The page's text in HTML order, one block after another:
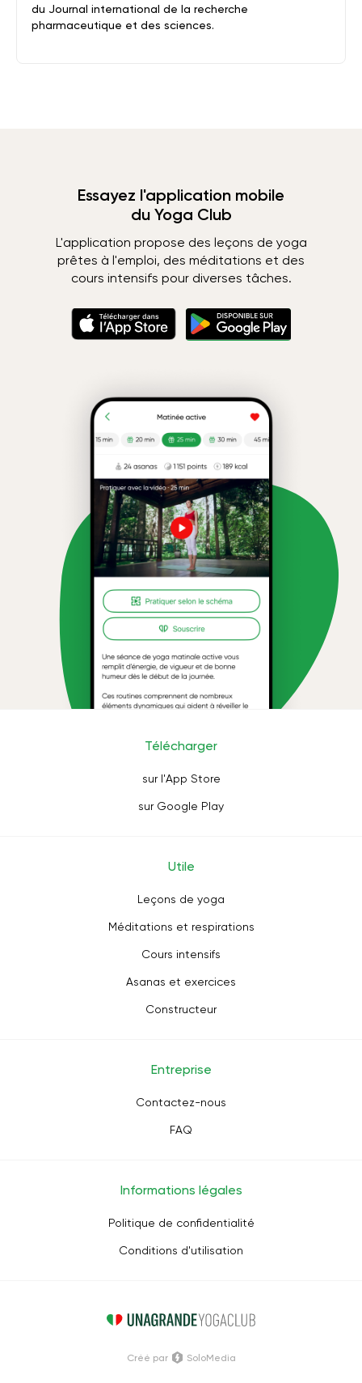
du Journal international de la recherche
pharmaceutique et des sciences.
Essayez l'application mobile
du Yoga Club
L'application propose des leçons de yoga
prêtes à l'emploi, des méditations et des
cours intensifs pour diverses tâches.
Télécharger
sur l'App Store
sur Google Play
Utile
Leçons de yoga
Méditations et respirations
Cours intensifs
Asanas et exercices
Constructeur
Entreprise
Contactez-nous
FAQ
Informations légales
Politique de confidentialité
Conditions d'utilisation
Créé par SoloMedia